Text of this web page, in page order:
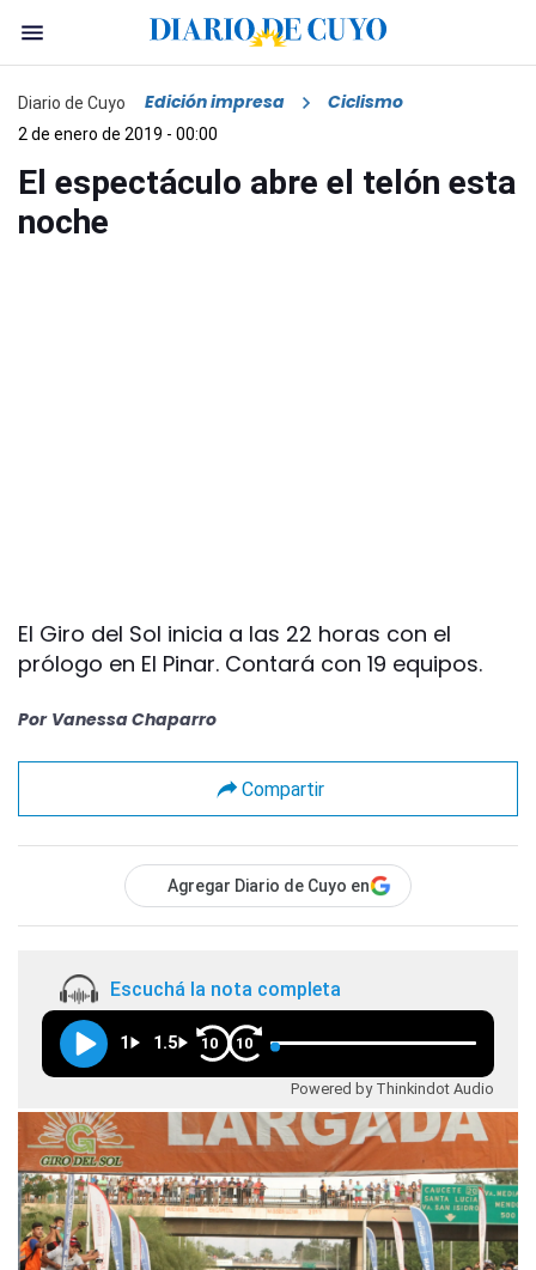
Diario de Cuyo Edición impresa Ciclismo
2 de enero de 2019 - 00:00
El espectáculo abre el telón esta
noche
El Giro del Sol inicia a las 22 horas con el
prólogo en El Pinar. Contará con 19 equipos.
Por Vanessa Chaparro
Compartir
Agregar Diario de Cuyo en
Escuchá la nota completa
1 1.5 10 10
Powered by Thinkindot Audio